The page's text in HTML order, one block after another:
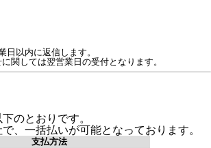
以内に返信します。
関しては翌営業日の受付となります。
のとおりです。
、一括払いが可能となっております。
支払方法